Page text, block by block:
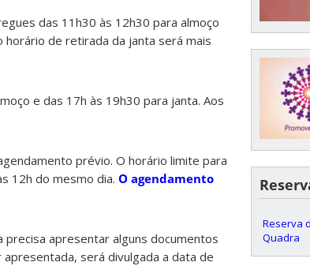
das 11h30 às 12h30 para almoço
de retirada da janta será mais
e das 17h às 19h30 para janta. Aos
prévio. O horário limite para
12h do mesmo dia. O agendamento
precisa apresentar alguns documentos
será divulgada a data de
Reserva
Quadra